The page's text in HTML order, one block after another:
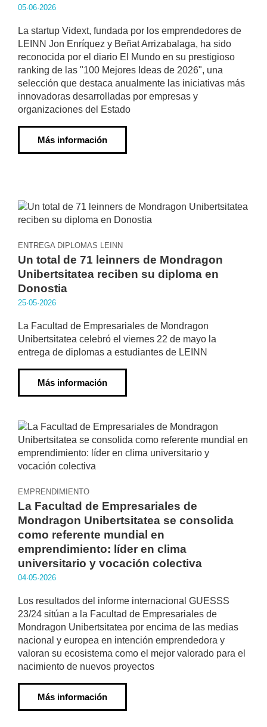
05·06·2026
La startup Vidext, fundada por los emprendedores de
LEINN Jon Enríquez y Beñat Arrizabalaga, ha sido
reconocida por el diario El Mundo en su prestigioso
ranking de las "100 Mejores Ideas de 2026", una
selección que destaca anualmente las iniciativas más
innovadoras desarrolladas por empresas y
organizaciones del Estado
Más información
ENTREGA DIPLOMAS LEINN
Un total de 71 leinners de Mondragon
Unibertsitatea reciben su diploma en
Donostia
25·05·2026
La Facultad de Empresariales de Mondragon
Unibertsitatea celebró el viernes 22 de mayo la
entrega de diplomas a estudiantes de LEINN
Más información
EMPRENDIMIENTO
La Facultad de Empresariales de
Mondragon Unibertsitatea se consolida
como referente mundial en
emprendimiento: líder en clima
universitario y vocación colectiva
04·05·2026
Los resultados del informe internacional GUESSS
23/24 sitúan a la Facultad de Empresariales de
Mondragon Unibertsitatea por encima de las medias
nacional y europea en intención emprendedora y
valoran su ecosistema como el mejor valorado para el
nacimiento de nuevos proyectos
Más información